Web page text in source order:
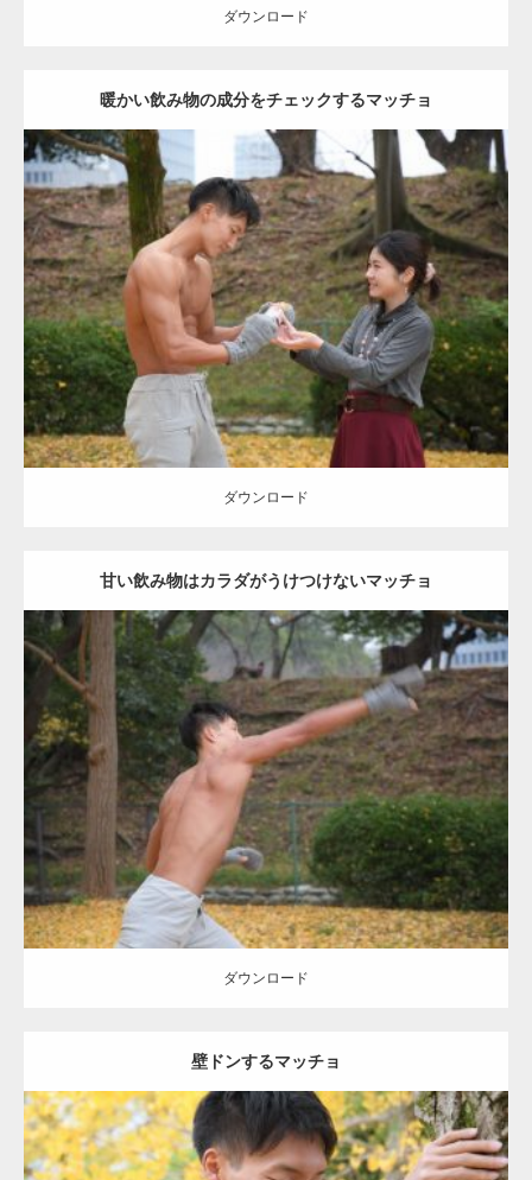
ダウンロード
暖かい飲み物の成分をチェックするマッチョ
Update:2021.07.8
Category:公園のマッチョ その他 AKIHITO(細マッチョ) 上腕三頭筋
肩
ダウンロード
ダウンロード
甘い飲み物はカラダがうけつけないマッチョ
Update:2021.07.8
Category: 公園のマッチョ その他 AKIHITO(細マッチョ) 背中
ダウンロード
ダウンロード
壁ドンするマッチョ